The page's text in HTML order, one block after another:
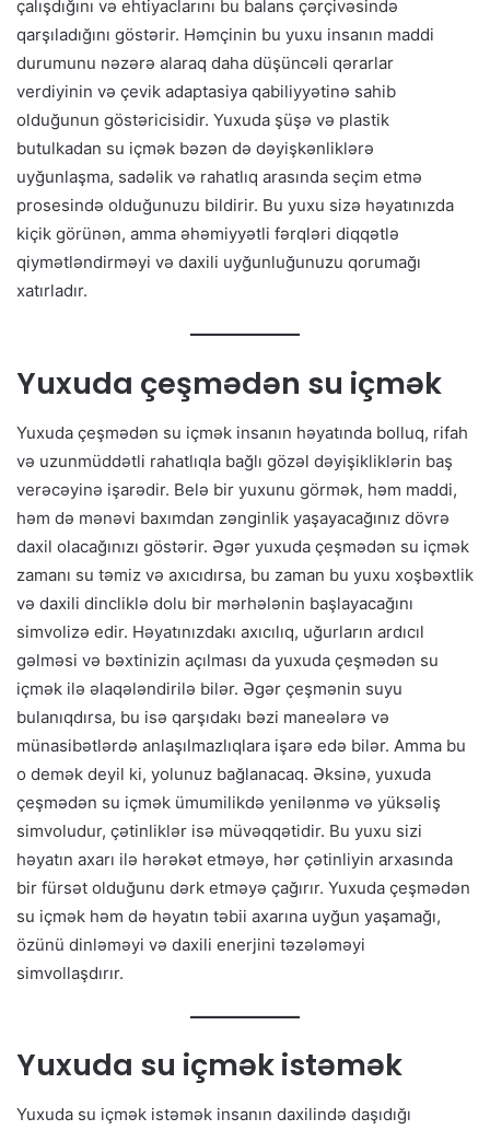
çalışdığını və ehtiyaclarını bu balans çərçivəsində
qarşıladığını göstərir. Həmçinin bu yuxu insanın maddi
durumunu nəzərə alaraq daha düşüncəli qərarlar
verdiyinin və çevik adaptasiya qabiliyyətinə sahib
olduğunun göstəricisidir. Yuxuda şüşə və plastik
butulkadan su içmək bəzən də dəyişkənliklərə
uyğunlaşma, sadəlik və rahatlıq arasında seçim etmə
prosesində olduğunuzu bildirir. Bu yuxu sizə həyatınızda
kiçik görünən, amma əhəmiyyətli fərqləri diqqətlə
qiymətləndirməyi və daxili uyğunluğunuzu qorumağı
xatırladır.
Yuxuda çeşmədən su içmək
Yuxuda çeşmədən su içmək insanın həyatında bolluq, rifah
və uzunmüddətli rahatlıqla bağlı gözəl dəyişikliklərin baş
verəcəyinə işarədir. Belə bir yuxunu görmək, həm maddi,
həm də mənəvi baxımdan zənginlik yaşayacağınız dövrə
daxil olacağınızı göstərir. Əgər yuxuda çeşmədən su içmək
zamanı su təmiz və axıcıdırsa, bu zaman bu yuxu xoşbəxtlik
və daxili dincliklə dolu bir mərhələnin başlayacağını
simvolizə edir. Həyatınızdakı axıcılıq, uğurların ardıcıl
gəlməsi və bəxtinizin açılması da yuxuda çeşmədən su
içmək ilə əlaqələndirilə bilər. Əgər çeşmənin suyu
bulanıqdırsa, bu isə qarşıdakı bəzi maneələrə və
münasibətlərdə anlaşılmazlıqlara işarə edə bilər. Amma bu
o demək deyil ki, yolunuz bağlanacaq. Əksinə, yuxuda
çeşmədən su içmək ümumilikdə yenilənmə və yüksəliş
simvoludur, çətinliklər isə müvəqqətidir. Bu yuxu sizi
həyatın axarı ilə hərəkət etməyə, hər çətinliyin arxasında
bir fürsət olduğunu dərk etməyə çağırır. Yuxuda çeşmədən
su içmək həm də həyatın təbii axarına uyğun yaşamağı,
özünü dinləməyi və daxili enerjini təzələməyi
simvollaşdırır.
Yuxuda su içmək istəmək
Yuxuda su içmək istəmək insanın daxilində daşıdığı